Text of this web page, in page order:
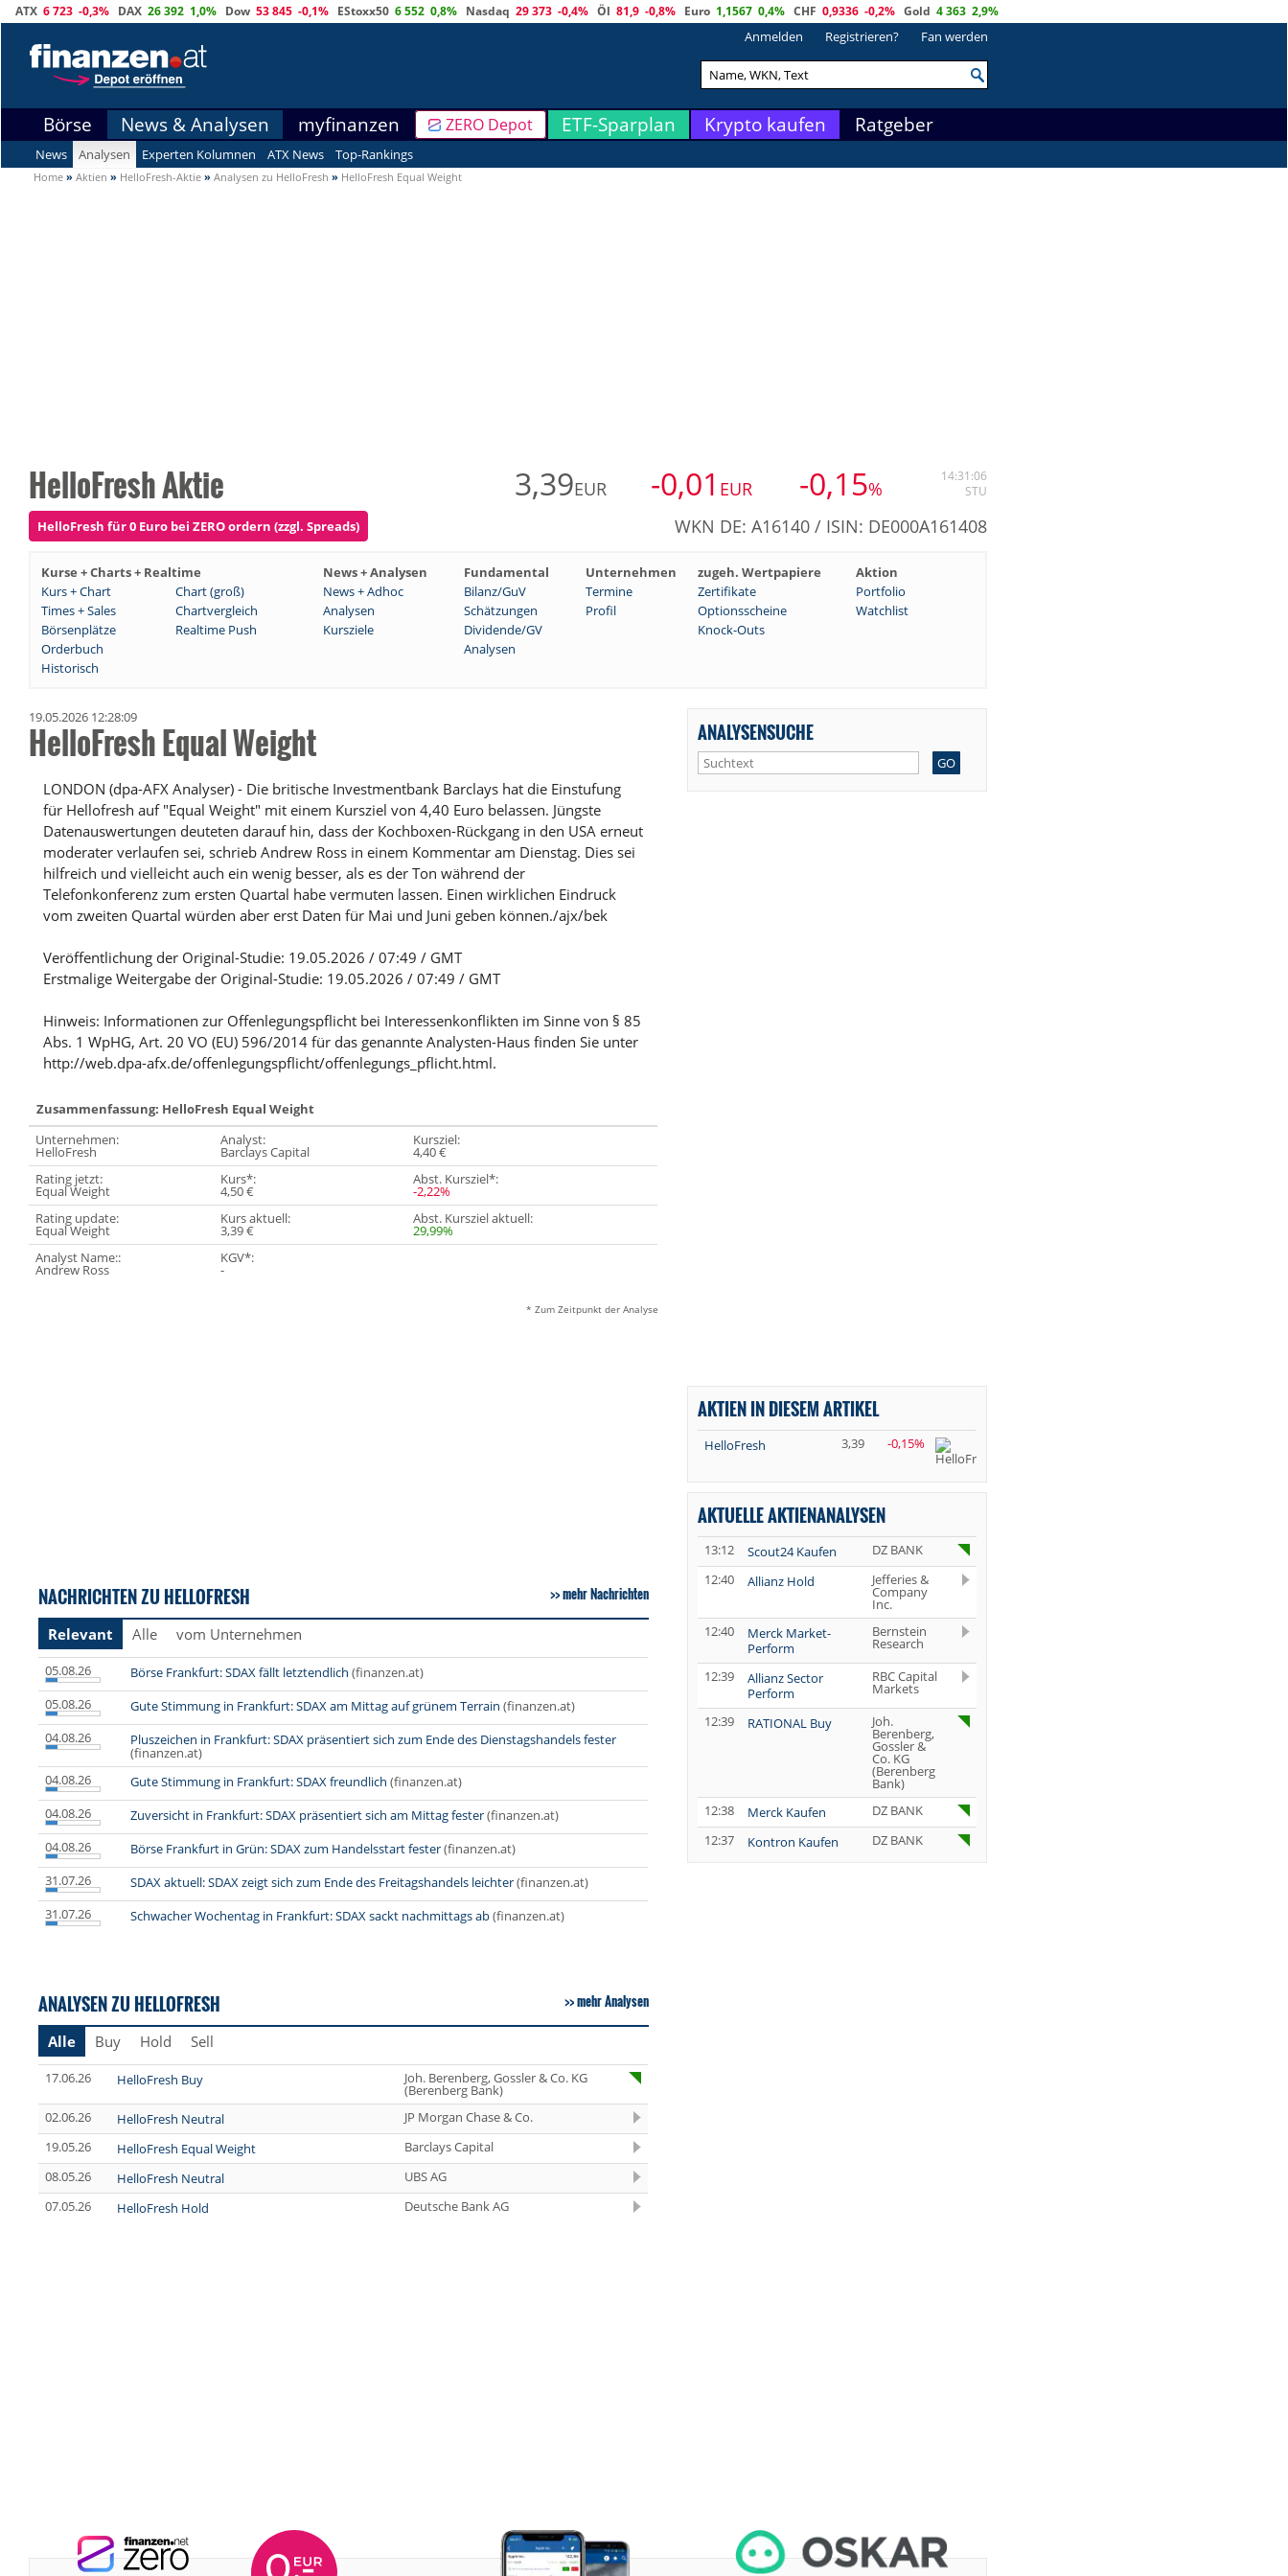
ATX 6 723 -0,3% DAX 26 392 1,0% Dow 53 845 -0,1% EStoxx50 6 552 0,8% Nasdaq 29 373 -0,4% Öl 81,9 -0,8% Euro 1,1567 0,4% CHF 0,9336 -0,2% Gold 4 363 2,9%
Anmelden Registrieren? Fan werden
Börse News & Analysen myfinanzen ZERO Depot ETF-Sparplan Krypto kaufen Ratgeber
News Analysen Experten Kolumnen ATX News Top-Rankings
Home » Aktien » HelloFresh-Aktie » Analysen zu HelloFresh » HelloFresh Equal Weight
HelloFresh Aktie 3,39EUR -0,01 EUR -0,15%
14:31:06
STU
HelloFresh für 0 Euro bei ZERO ordern (zzgl. Spreads) WKN DE: A16140 / ISIN: DE000A161408
Kurse + Charts + Realtime News + Analysen Fundamental Unternehmen zugeh. Wertpapiere
Aktion
Kurs + Chart
Chart (groß) News + Adhoc Bilanz/GuV Termine Zertifikate
Portfolio
Times + Sales
Chartvergleich Analysen Schätzungen Profil Optionsscheine
Watchlist
Börsenplätze
Realtime Push Kursziele Dividende/GV
Knock-Outs
Orderbuch
Analysen
Historisch
19.05.2026 12:28:09
HelloFresh Equal Weight
LONDON (dpa-AFX Analyser) - Die britische Investmentbank Barclays hat die Einstufung
für Hellofresh auf "Equal Weight" mit einem Kursziel von 4,40 Euro belassen. Jüngste
Datenauswertungen deuteten darauf hin, dass der Kochboxen-Rückgang in den USA erneut
moderater verlaufen sei, schrieb Andrew Ross in einem Kommentar am Dienstag. Dies sei
hilfreich und vielleicht auch ein wenig besser, als es der Ton während der
Telefonkonferenz zum ersten Quartal habe vermuten lassen. Einen wirklichen Eindruck
vom zweiten Quartal würden aber erst Daten für Mai und Juni geben können./ajx/bek
Veröffentlichung der Original-Studie: 19.05.2026 / 07:49 / GMT
Erstmalige Weitergabe der Original-Studie: 19.05.2026 / 07:49 / GMT
Hinweis: Informationen zur Offenlegungspflicht bei Interessenkonflikten im Sinne von § 85
Abs. 1 WpHG, Art. 20 VO (EU) 596/2014 für das genannte Analysten-Haus finden Sie unter
http://web.dpa-afx.de/offenlegungspflicht/offenlegungs_pflicht.html.
Zusammenfassung: HelloFresh Equal Weight
Unternehmen:
HelloFresh
Analyst:
Barclays Capital
Kursziel:
4,40 €
Rating jetzt:
Equal Weight
Kurs*:
4,50 €
Abst. Kursziel*:
-2,22%
Rating update:
Equal Weight
Kurs aktuell:
3,39 €
Abst. Kursziel aktuell:
29,99%
Analyst Name::
Andrew Ross
KGV*:
-
* Zum Zeitpunkt der Analyse
NACHRICHTEN ZU HELLOFRESH mehr Nachrichten
Relevant Alle vom Unternehmen
05.08.26 Börse Frankfurt: SDAX fällt letztendlich (finanzen.at)
05.08.26
Gute Stimmung in Frankfurt: SDAX am Mittag auf grünem Terrain (finanzen.at)
04.08.26
Pluszeichen in Frankfurt: SDAX präsentiert sich zum Ende des Dienstagshandels fester
(finanzen.at)
04.08.26
Gute Stimmung in Frankfurt: SDAX freundlich (finanzen.at)
04.08.26
Zuversicht in Frankfurt: SDAX präsentiert sich am Mittag fester(finanzen.at)
04.08.26
Börse Frankfurt in Grün: SDAX zum Handelsstart fester(finanzen.at)
31.07.26
SDAX aktuell: SDAX zeigt sich zum Ende des Freitagshandels leichter(finanzen.at)
31.07.26
Schwacher Wochentag in Frankfurt: SDAX sackt nachmittags ab(finanzen.at)
ANALYSEN ZU HELLOFRESH mehr Analysen
Alle Buy Hold Sell
17.06.26 HelloFresh Buy Joh. Berenberg, Gossler & Co. KG
(Berenberg Bank)
02.06.26
HelloFresh Neutral
JP Morgan Chase & Co.
19.05.26
HelloFresh Equal Weight
Barclays Capital
08.05.26
HelloFresh Neutral
UBS AG
07.05.26
HelloFresh Hold Deutsche Bank AG
ANALYSENSUCHE
GO
AKTIEN IN DIESEM ARTIKEL
HelloFresh 3,39 -0,15%
AKTUELLE AKTIENANALYSEN
13:12 Scout24 Kaufen
DZ BANK
12:40
Allianz Hold Jefferies &
Company
Inc.
12:40
Merck Market-
Perform
Bernstein
Research
12:39
Allianz Sector
Perform
RBC Capital
Markets
12:39
RATIONAL Buy Joh.
Berenberg,
Gossler &
Co. KG
(Berenberg
Bank)
12:38
Merck Kaufen
DZ BANK
12:37
Kontron Kaufen
DZ BANK
Inc.
Scout24 Buy Goldman